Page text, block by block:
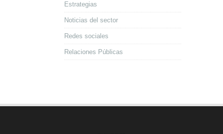
Estrategias
Noticias del sector
Redes sociales
Relaciones Públicas